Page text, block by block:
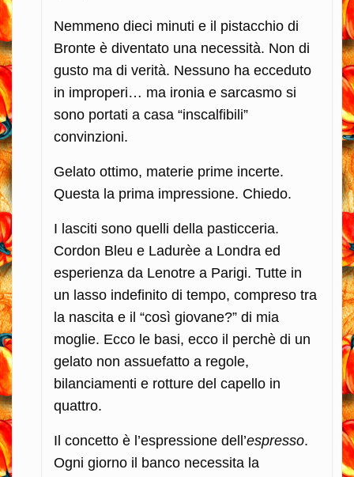
Nemmeno dieci minuti e il pistacchio di
Bronte è diventato una necessità. Non di
gusto ma di verità. Nessuno ha ecceduto
in improperi… ma ironia e sarcasmo si
sono portati a casa “inscalfibili”
convinzioni.
Gelato ottimo, materie prime incerte.
Questa la prima impressione. Chiedo.
I lasciti sono quelli della pasticceria.
Cordon Bleu e Ladurèe a Londra ed
esperienza da Lenotre a Parigi. Tutte in
un lasso indefinito di tempo, compreso tra
la nascita e il “così giovane?” di mia
moglie. Ecco le basi, ecco il perchè di un
gelato non assuefatto a regole,
bilanciamenti e rotture del capello in
quattro.
Il concetto è l’espressione dell’espresso.
Ogni giorno il banco necessita la